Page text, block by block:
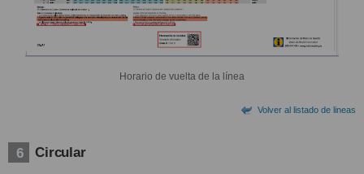
Horario de vuelta de la línea
Volver al listado de lineas
6 Circular